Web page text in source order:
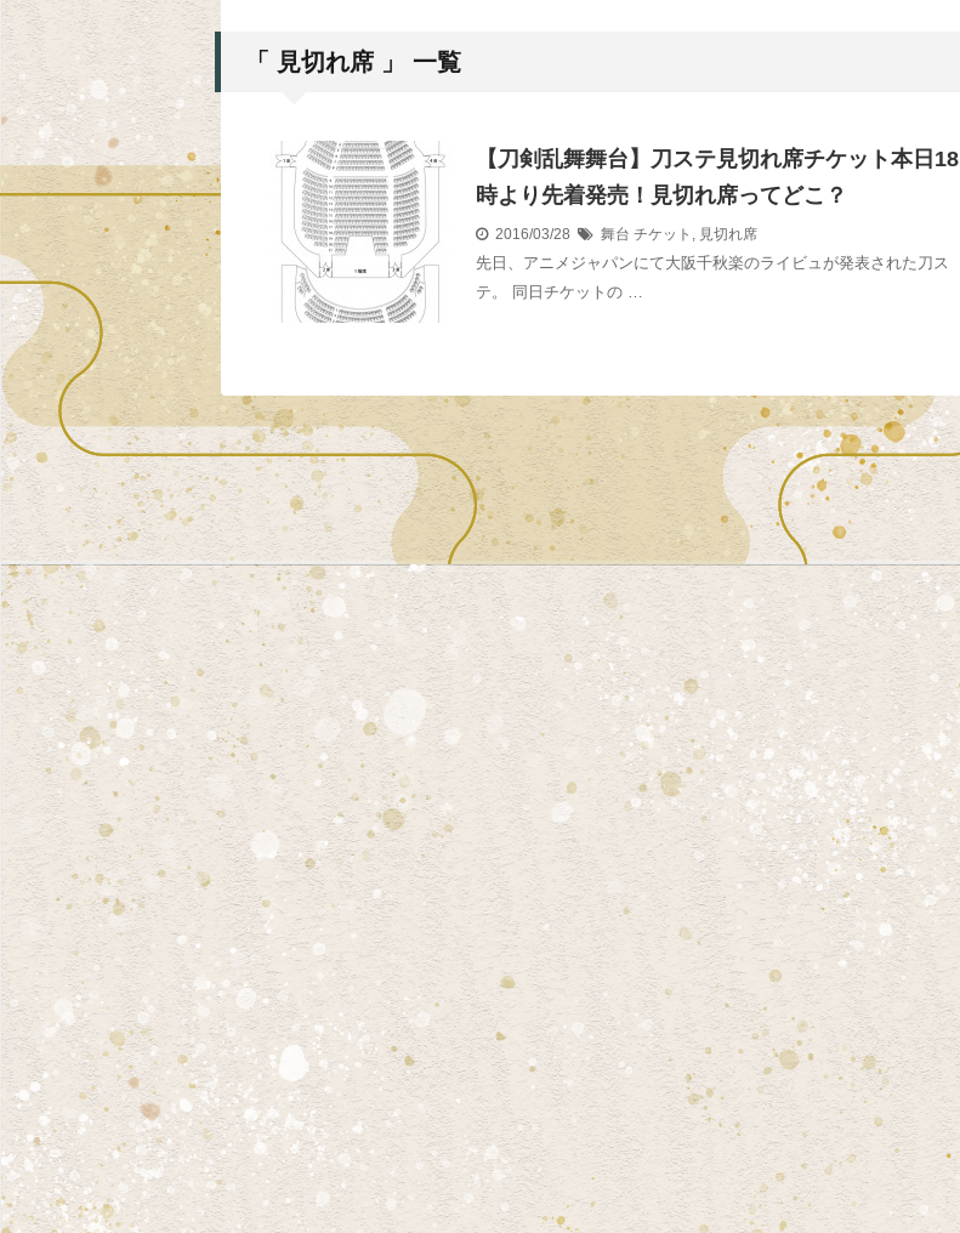
「 見切れ席 」 一覧
【刀剣乱舞舞台】刀ステ見切れ席チケット本日18
時より先着発売！見切れ席ってどこ？
2016/03/28 舞台 チケット , 見切れ席
先日、アニメジャパンにて大阪千秋楽のライビュが発表された刀ス
テ。 同日チケットの …